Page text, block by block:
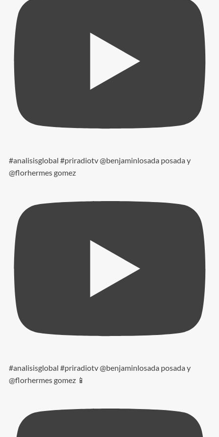
#analisisglobal #priradiotv @benjaminlosada posada y
@florhermes gomez
#analisisglobal #priradiotv @benjaminlosada posada y
@florhermes gomez 📱